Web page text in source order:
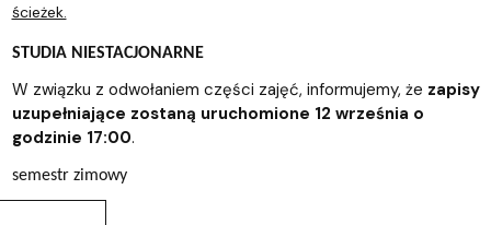
ścieżek.
STUDIA NIESTACJONARNE
W związku z odwołaniem części zajęć, informujemy, że zapisy
uzupełniające zostaną uruchomione 12 września o
godzinie 17:00.
semestr zimowy